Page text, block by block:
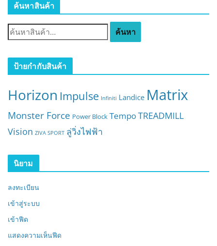
ค้นหาสินค้า
ค้
น
:
ค้นหา
ป้ายกำกับสินค้า
Horizon Impulse Infiniti Landice Matrix
Monster Force Power Block TempoTREADMILL
Vision ZIVA SPORT ลู่วิ่งไฟฟ้า
นิยาม
ลงทะเบียน
เข้าสู่ระบบ
เข้าฟีด
แสดงความเห็นฟีด